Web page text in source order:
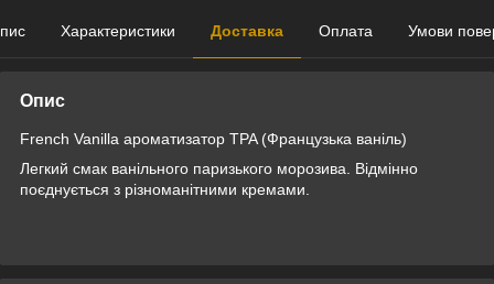
Характеристики Доставка Оплата Умови
Опис
French Vanilla ароматизатор TPA (Французька ваніль)
Легкий смак ванільного паризького морозива. Відмінно
поєднується з різноманітними кремами.